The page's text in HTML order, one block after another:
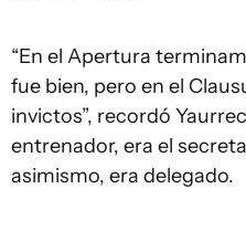
“En el Apertura
fue bien, pero en el
invictos”, recordó
entrenador, era el
asimismo, era delegado.